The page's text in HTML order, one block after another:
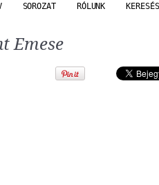
SOROZAT RÓLUNK KERESÉS
Emese